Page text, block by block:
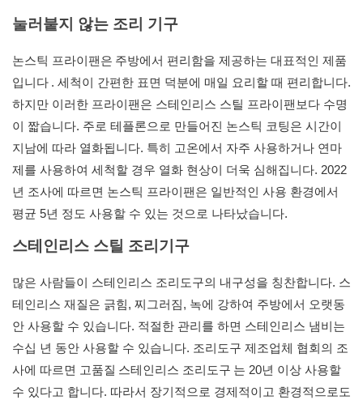
눌러붙지 않는 조리 기구
논스틱 프라이팬은 주방에서 편리함을 제공하는 대표적인 제품
입니다 . 세척이 간편한 표면 덕분에 매일 요리할 때 편리합니다.
하지만 이러한 프라이팬은 스테인리스 스틸 프라이팬보다 수명
이 짧습니다. 주로 테플론으로 만들어진 논스틱 코팅은 시간이
지남에 따라 열화됩니다. 특히 고온에서 자주 사용하거나 연마
제를 사용하여 세척할 경우 열화 현상이 더욱 심해집니다. 2022
년 조사에 따르면 논스틱 프라이팬은 일반적인 사용 환경에서
평균 5년 정도 사용할 수 있는 것으로 나타났습니다.
스테인리스 스틸 조리기구
많은 사람들이 스테인리스 조리도구의 내구성을 칭찬합니다. 스
테인리스 재질은 긁힘, 찌그러짐, 녹에 강하여 주방에서 오랫동
안 사용할 수 있습니다. 적절한 관리를 하면 스테인리스 냄비는
수십 년 동안 사용할 수 있습니다. 조리도구 제조업체 협회의 조
사에 따르면 고품질 스테인리스 조리도구 는 20년 이상 사용할
수 있다고 합니다. 따라서 장기적으로 경제적이고 환경적으로도